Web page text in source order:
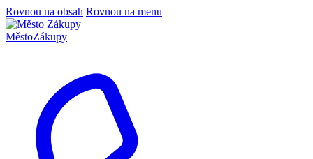
Rovnou na obsah Rovnou na menu
MěstoZákupy